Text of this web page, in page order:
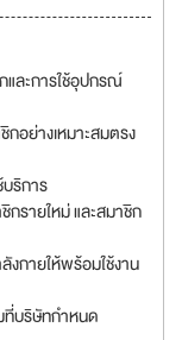
และการใช้อุปกรณ์
อย่างเหมาะสมตรง
ริการ
กรายใหม่ และสมาชิก
กายให้พร้อมใช้งาน
ที่บริษัทกำหนด